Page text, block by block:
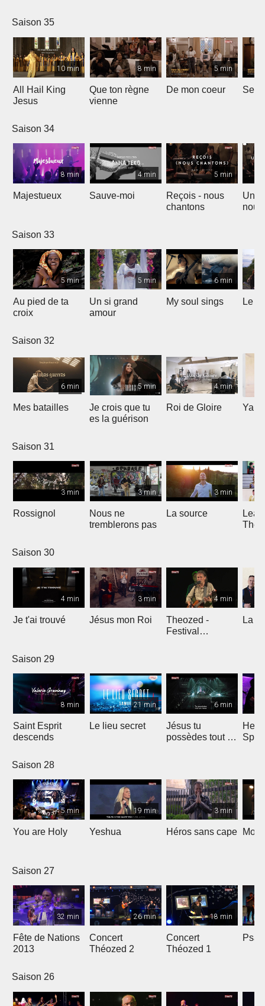
Saison 35
10 min
All Hail King
Jesus
8 min
Que ton règne
vienne
5 min
De mon coeur
Saison 34
8 min
Majestueux
4 min
Sauve-moi
5 min
Reçois - nous
chantons
Un
Saison 33
5 min
Au pied de ta
croix
5 min
Un si grand
amour
6 min
My soul sings Le
Saison 32
6 min
Mes batailles
5 min
Je crois que tu
es la guérison
4 min
Roi de Gloire
Saison 31
3 min
Rossignol
3 min
Nous ne
tremblerons pas
3 min
La source
The
Saison 30
4 min
Je t'ai trouvé
3 min
Jésus mon Roi
4 min
Theozed -
Festival
La
Saison 29
8 min
Saint Esprit
descends
21 min
Le lieu secret
6 min
Jésus tu
possèdes tout en
He
Saison 28
5 min
You are Holy
19 min
Yeshua
3 min
Héros sans cape Moi
Saison 27
32 min
Fête de Nations
2013
26 min
Concert
Théozed 2
18 min
Concert
Théozed 1
Saison 26